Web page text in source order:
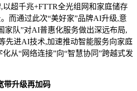
超千兆+FTTR全光组网和家庭储存
而通过此次“美好家”品牌AI升级,意
家队”对AI普惠化服务做出深远布局,
先进AI技术,加速推动智能服务向家庭
从“网络连接”向“智慧协同”跨越式发
带升级再加码